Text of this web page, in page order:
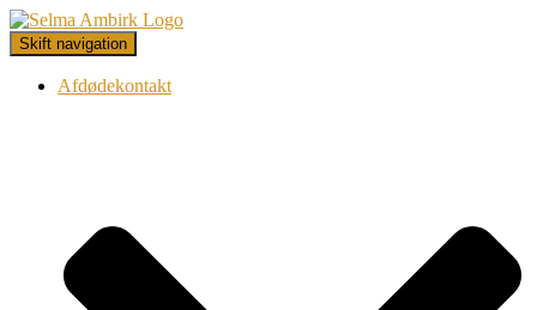
Skift navigation
Afdødekontakt